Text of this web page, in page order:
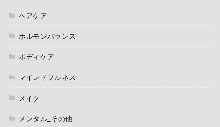
ヘアケア
ホルモンバランス
ボディケア
マインドフルネス
メイク
メンタル_その他